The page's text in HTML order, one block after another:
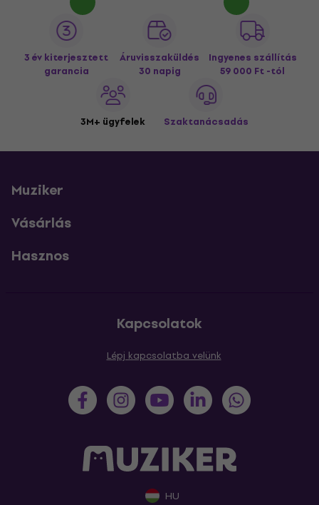
3 év kiterjesztett
garancia
Áruvisszaküldés
30 napig
Ingyenes szállítás
59 000 Ft -tól
3M+ ügyfelek Szaktanácsadás
Muziker
Vásárlás
Hasznos
Kapcsolatok
Lépj kapcsolatba velünk
HU